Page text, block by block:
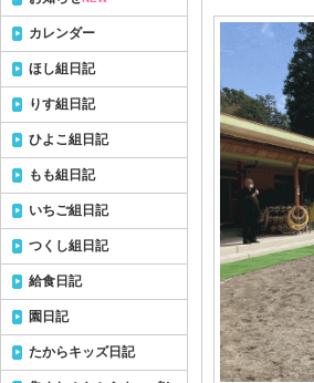
カレンダー
ほし組日記
りす組日記
ひよこ組日記
もも組日記
いちご組日記
つくし組日記
給食日記
園日記
たからキッズ日記